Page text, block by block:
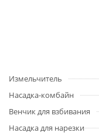
Измельчитель
Насадка-комбайн
Венчик для взбивания
Насадка для нарезки